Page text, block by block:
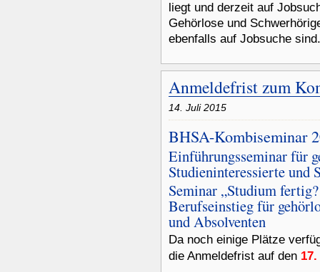
liegt und derzeit auf
Gehörlose und
ebenfalls auf Jobsuche
Anmeldefrist zum
14. Juli 2015
BHSA-Kombiseminar
Einführungsseminar für
Studieninteressierte und
Seminar „Studium
Berufseinstieg für
und Absolventen
Da noch einige Plätze
die Anmeldefrist auf den